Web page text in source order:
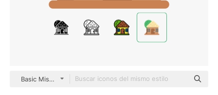
Basic Miscellany Flat